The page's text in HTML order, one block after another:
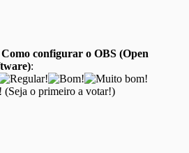
Como configurar o OBS (Open
:
(Seja o primeiro a votar!)